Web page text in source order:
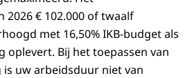
2026 € 102.000 of twaalf
met 16,50% IKB-budget als
oplevert. Bij het toepassen van
uw arbeidsduur niet van